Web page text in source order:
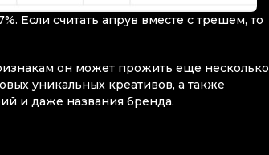
Если считать апрув вместе с трешем, то
он может прожить еще несколько
уникальных креативов, а также
и даже названия бренда.